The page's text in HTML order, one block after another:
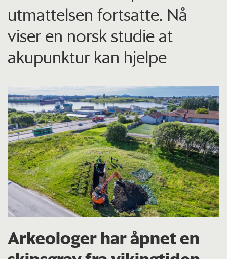
utmattelsen fortsatte. Nå
viser en norsk studie at
akupunktur kan hjelpe
Arkeologer har åpnet en